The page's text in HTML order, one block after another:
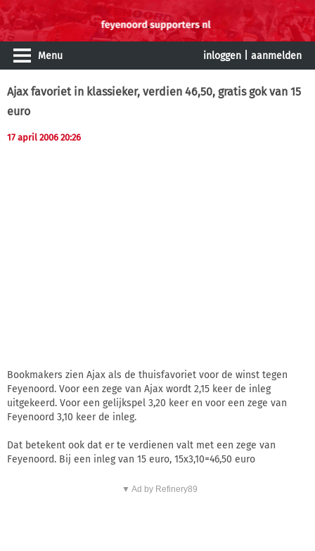
Menu inloggen aanmelden
Ajax favoriet in klassieker, verdien 46,50, gratis gok van 15
euro
17 april 2006 20:26
Bookmakers zien Ajax als de thuisfavoriet voor de winst tegen
Feyenoord. Voor een zege van Ajax wordt 2,15 keer de inleg
uitgekeerd. Voor een gelijkspel 3,20 keer en voor een zege van
Feyenoord 3,10 keer de inleg.
Dat betekent ook dat er te verdienen valt met een zege van
Feyenoord. Bij een inleg van 15 euro, 15x3,10=46,50 euro
▼ Ad by Refinery89